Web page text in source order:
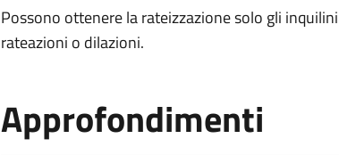
Possono ottenere la rateizzazione solo gli
rateazioni o dilazioni.
Approfondimenti